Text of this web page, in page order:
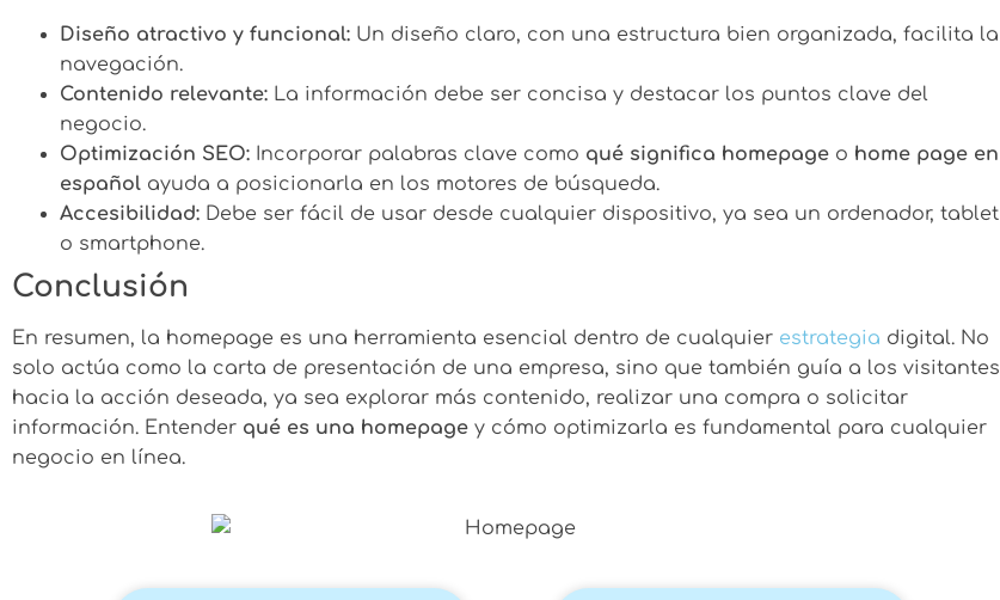
Diseño atractivo y funcional: Un diseño claro, con una estructura bien organizada, facilita la
navegación.
Contenido relevante: La información debe ser concisa y destacar los puntos clave del
negocio.
Optimización SEO: Incorporar palabras clave como qué significa homepage o home page en
español ayuda a posicionarla en los motores de búsqueda.
Accesibilidad: Debe ser fácil de usar desde cualquier dispositivo, ya sea un ordenador, tablet
o smartphone.
Conclusión
En resumen, la homepage es una herramienta esencial dentro de cualquier estrategia digital. No
solo actúa como la carta de presentación de una empresa, sino que también guía a los visitantes
hacia la acción deseada, ya sea explorar más contenido, realizar una compra o solicitar
información. Entender qué es una homepage y cómo optimizarla es fundamental para cualquier
negocio en línea.